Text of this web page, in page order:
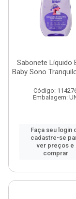
Sabonete Líquido
Baby Sono
Código:
Embalagem:
Faça seu login
cadastre-se
ver preços e
comprar